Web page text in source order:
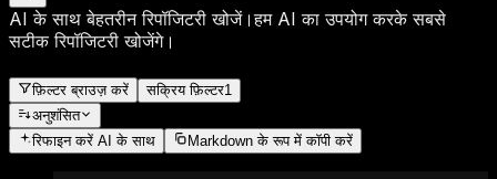
AI के साथ बेहतरीन रिपॉजिटरी खोजें।हम AI का उपयोग करके सबसे
सटीक रिपॉजिटरी खोजेंगे।
फ़िल्टर ब्राउज़ करें सक्रिय फ़िल्टर1
अनुशंसित
रिफाइन करें AI के साथ Markdown के रूप में कॉपी करें